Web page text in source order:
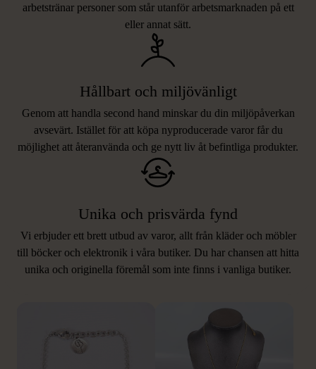
arbetstränar personer som står utanför arbetsmarknaden på ett
eller annat sätt.
Hållbart och miljövänligt
Genom att handla second hand minskar du din miljöpåverkan
avsevärt. Istället för att köpa nyproducerade varor får du
möjlighet att återanvända och ge nytt liv åt befintliga produkter.
Unika och prisvärda fynd
Vi erbjuder ett brett utbud av varor, allt från kläder och möbler
till böcker och elektronik i våra butiker. Du har chansen att hitta
unika och originella föremål som inte finns i vanliga butiker.
LIKNANDE PRODUKTER
Hitta produkter som påminner om denna